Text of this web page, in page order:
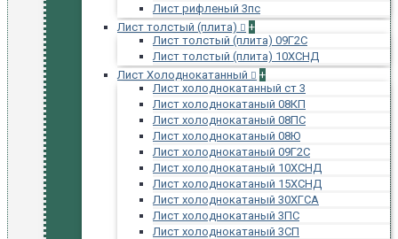
Лист рифленый 3пс
Лист толстый (плита)
+
Лист толстый (плита) 09Г2С
Лист толстый (плита) 10ХСНД
Лист Холоднокатанный
+
Лист холоднокатанный ст 3
Лист холоднокатаный 08КП
Лист холоднокатаный 08ПС
Лист холоднокатаный 08Ю
Лист холоднокатаный 09Г2С
Лист холоднокатаный 10ХСНД
Лист холоднокатаный 15ХСНД
Лист холоднокатаный 30ХГСА
Лист холоднокатаный 3ПС
Лист холоднокатаный 3СП